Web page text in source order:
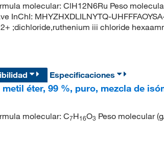
molecular: ClH12N6Ru Peso
InChI: MHYZHXDLILNYTQ-
;dichloride,ruthenium iii chloride
Especificaciones
éter, 99 %, puro, mezcla de
molecular: C7H16O3 Peso molecular